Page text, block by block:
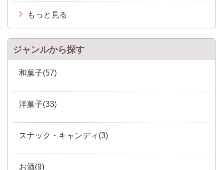
もっと見る
ジャンルから探す
和菓子(57)
洋菓子(33)
スナック・キャンディ(3)
お酒(9)